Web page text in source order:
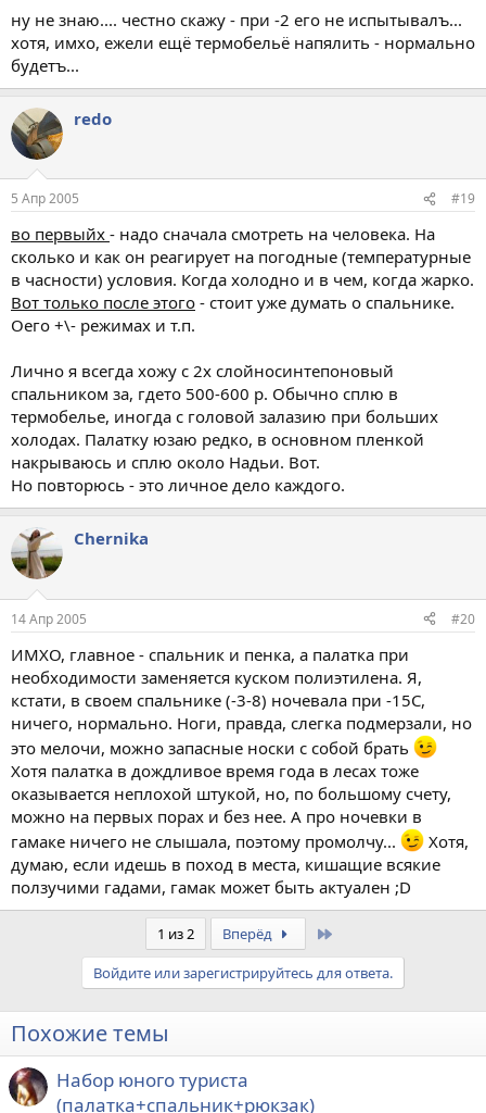
ну не знаю.... честно скажу - при -2 его не испытывалъ...
хотя, имхо, ежели ещё термобельё напялить - нормально
будетъ...
redo
5 Апр 2005 #19
во первыйх - надо сначала смотреть на человека. На
сколько и как он реагирует на погодные (температурные
в часности) условия. Когда холодно и в чем, когда жарко.
Вот только после этого - стоит уже думать о спальнике.
Оего +\- режимах и т.п.
Лично я всегда хожу с 2х слойносинтепоновый
спальником за, гдето 500-600 р. Обычно сплю в
термобелье, иногда с головой залазию при больших
холодах. Палатку юзаю редко, в основном пленкой
накрываюсь и сплю около Надьи. Вот.
Но повторюсь - это личное дело каждого.
Chernika
14 Апр 2005 #20
ИМХО, главное - спальник и пенка, а палатка при
необходимости заменяется куском полиэтилена. Я,
кстати, в своем спальнике (-3-8) ночевала при -15С,
ничего, нормально. Ноги, правда, слегка подмерзали, но
это мелочи, можно запасные носки с собой брать
Хотя палатка в дождливое время года в лесах тоже
оказывается неплохой штукой, но, по большому счету,
можно на первых порах и без нее. А про ночевки в
гамаке ничего не слышала, поэтому промолчу...
Хотя,
думаю, если идешь в поход в места, кишащие всякие
ползучими гадами, гамак может быть актуален ;D
1 из 2 Вперёд
Войдите или зарегистрируйтесь для ответа.
Похожие темы
Набор юного туриста
(палатка+спальник+рюкзак)